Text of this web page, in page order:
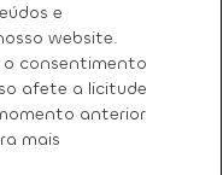
e
website.
o consentimento
afete a licitude
anterior
mais